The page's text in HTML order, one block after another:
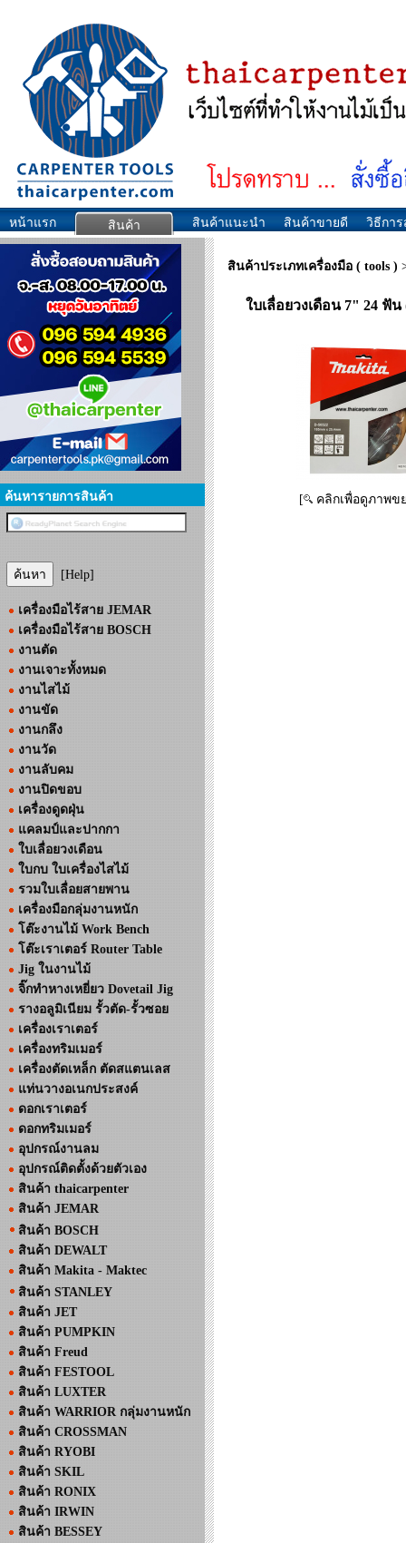
หน้าแรก สินค้า สินค้าแนะนำ สินค้าขายดี วิธีกา
ค้นหารายการสินค้า
[Help]
เครื่องมือไร้สาย JEMAR
เครื่องมือไร้สาย BOSCH
งานตัด
งานเจาะทั้งหมด
งานไสไม้
งานขัด
งานกลึง
งานวัด
งานลับคม
งานปิดขอบ
เครื่องดูดฝุ่น
แคลมป์และปากกา
ใบเลื่อยวงเดือน
ใบกบ ใบเครื่องไสไม้
รวมใบเลื่อยสายพาน
เครื่องมือกลุ่มงานหนัก
โต๊ะงานไม้ Work Bench
โต๊ะเราเตอร์ Router Table
Jig ในงานไม้
จิ๊กทำหางเหยี่ยว Dovetail Jig
รางอลูมิเนียม รั้วตัด-รั้วซอย
เครื่องเราเตอร์
เครื่องทริมเมอร์
เครื่องตัดเหล็ก ตัดสแตนเลส
แท่นวางอเนกประสงค์
ดอกเราเตอร์
ดอกทริมเมอร์
อุปกรณ์งานลม
อุปกรณ์ติดตั้งด้วยตัวเอง
สินค้า thaicarpenter
สินค้า JEMAR
สินค้า BOSCH
สินค้า DEWALT
สินค้า Makita - Maktec
สินค้า STANLEY
สินค้า JET
สินค้า PUMPKIN
สินค้า Freud
สินค้า FESTOOL
สินค้า LUXTER
สินค้า WARRIOR กลุ่มงานหนัก
สินค้า CROSSMAN
สินค้า RYOBI
สินค้า SKIL
สินค้า RONIX
สินค้า IRWIN
สินค้า BESSEY
สินค้าประเภทเครื่องมือ ( tools )
ใบเลื่อยวงเดือน 7" 24 ฟัน
[ คลิกเพื่อดูภาพข